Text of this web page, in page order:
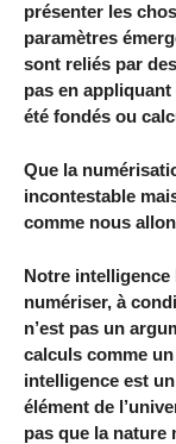
présenter les
paramètres
sont reliés par
pas en
été fondés ou
Que la
incontestable
comme nous
Notre intelligence
numériser, à
n’est pas un
calculs comme
intelligence est
élément de
pas que la nature